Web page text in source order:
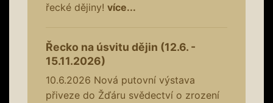
řecké dějiny! více...
Řecko na úsvitu dějin (12.6. -
15.11.2026)
10.6.2026 Nová putovní výstava
přiveze do Žďáru svědectví o zrození